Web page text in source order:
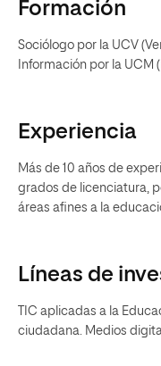
Formación
Sociólogo por la UCV
Información por la UCM
Experiencia
Más de 10 años de
grados de licenciatura,
áreas afines a la
Líneas de
TIC aplicadas a la
ciudadana. Medios